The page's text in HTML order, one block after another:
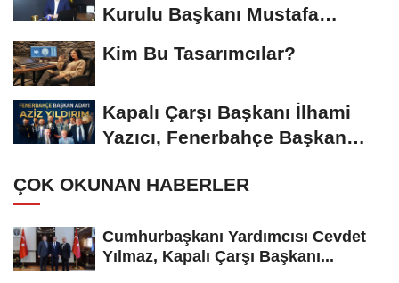
Kurulu Başkanı Mustafa
Kim Bu Tasarımcılar?
Kapalı Çarşı Başkanı İlhami
Yazıcı, Fenerbahçe Başkan
ÇOK OKUNAN HABERLER
Cumhurbaşkanı Yardımcısı Cevdet
Yılmaz, Kapalı Çarşı Başkanı...